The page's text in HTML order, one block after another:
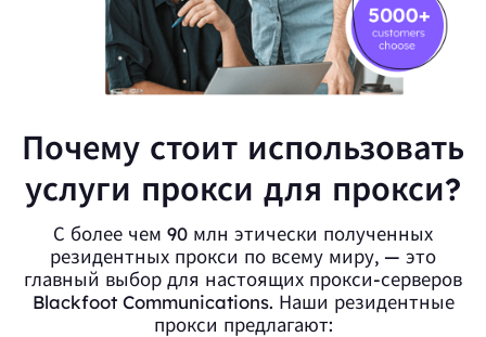
Почему стоит использовать
услуги прокси для прокси?
С более чем 90 млн этически полученных
резидентных прокси по всему миру, — это
главный выбор для настоящих прокси-серверов
Blackfoot Communications. Наши резидентные
прокси предлагают: